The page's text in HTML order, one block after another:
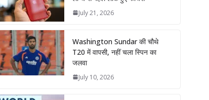
July 21, 2026
Washington Sundar की चौथे
T20 में वापसी, नहीं चला स्पिन का
जलवा
July 10, 2026